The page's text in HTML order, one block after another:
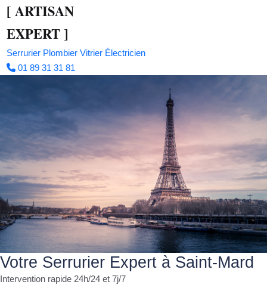
[ ARTISAN
EXPERT]
Serrurier Plombier Vitrier Électricien
01 89 31 31 81
Votre Serrurier Expert à Saint-Mard
Intervention rapide 24h/24 et 7j/7